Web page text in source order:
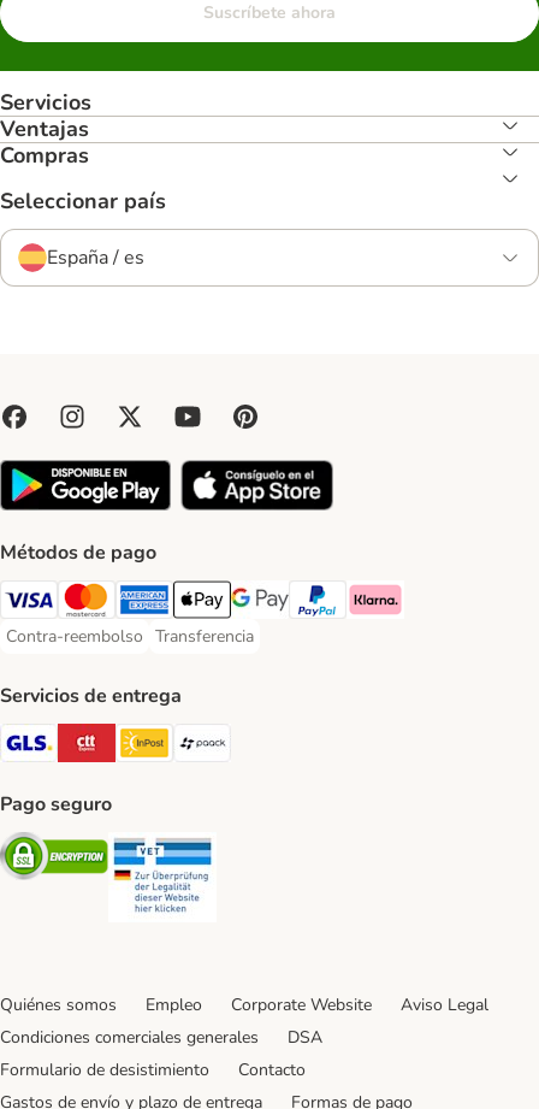
Suscríbete ahora
Servicios
Ventajas
Compras
Seleccionar país
España / es
Métodos de pago
Visa Payment Method
Mastercard Payment Method
American Express Payment Method
Apple Pay Payment Method
Google Pay Payment Method
PayPal Payment Method
Klarna Payment Method
Contra-reembolso
Contra-reembolso Payment Method
Transferencia
Transferencia Payment Method
Servicios de entrega
GLS Shipping Method
CTTExpress Shipping Method
InPost Shipping Method
paack Shipping Method
Pago seguro
Security
Quiénes somos Empleo Corporate Website
Aviso Legal
Condiciones comerciales generales
DSA
Formulario de desistimiento
Contacto
Gastos de envío y plazo de entrega
Formas de pago